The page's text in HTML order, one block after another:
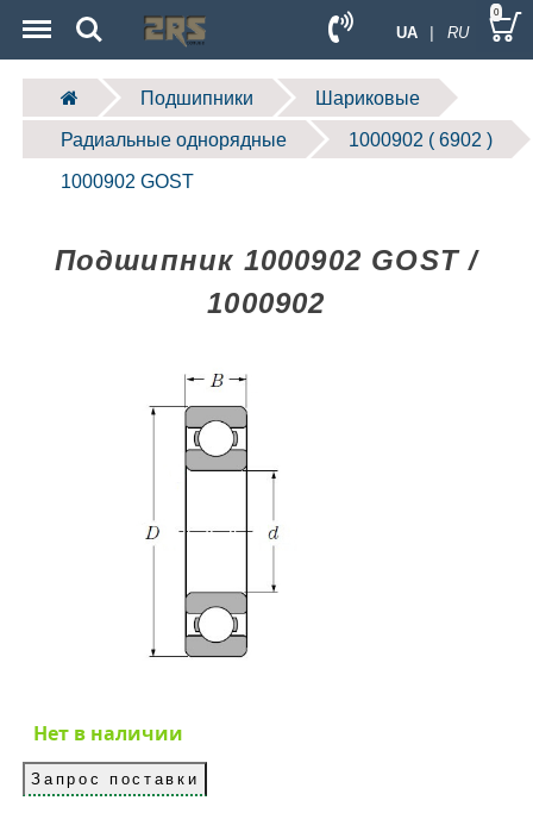
UA | RU
Search 0
Подшипники Шариковые
Радиальные однорядные 1000902 ( 6902 )
1000902 GOST
Подшипник 1000902 GOST /
1000902
Нет в наличии
Запрос поставки